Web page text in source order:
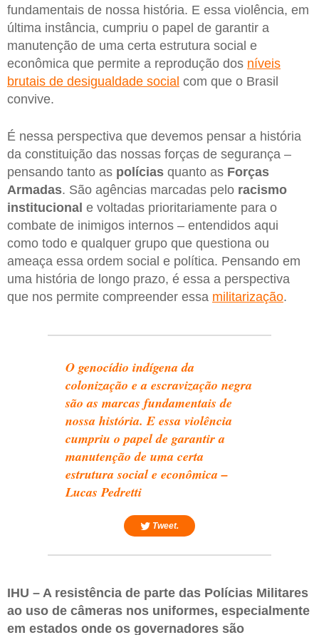
fundamentais de nossa história. E essa violência, em
última instância, cumpriu o papel de garantir a
manutenção de uma certa estrutura social e
econômica que permite a reprodução dos níveis
brutais de desigualdade social com que o Brasil
convive.
É nessa perspectiva que devemos pensar a história
da constituição das nossas forças de segurança –
pensando tanto as polícias quanto as Forças
Armadas. São agências marcadas pelo racismo
institucional e voltadas prioritariamente para o
combate de inimigos internos – entendidos aqui
como todo e qualquer grupo que questiona ou
ameaça essa ordem social e política. Pensando em
uma história de longo prazo, é essa a perspectiva
que nos permite compreender essa militarização.
O genocídio indígena da
colonização e a escravização negra
são as marcas fundamentais de
nossa história. E essa violência
cumpriu o papel de garantir a
manutenção de uma certa
estrutura social e econômica –
Lucas Pedretti
Tweet.
IHU – A resistência de parte das Polícias Militares
ao uso de câmeras nos uniformes, especialmente
em estados onde os governadores são